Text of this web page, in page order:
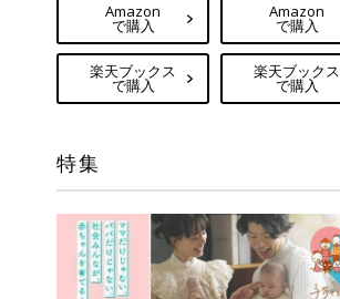
Amazon
で購入
楽天ブックス
で購入
Amazon
で購入
楽天ブックス
で購入
特集